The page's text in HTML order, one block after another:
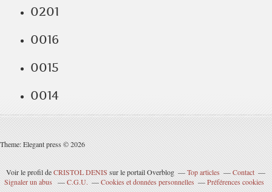
0201
0016
0015
0014
Theme: Elegant press © 2026
Voir le profil deCRISTOL DENIS sur le portail Overblog Top articles
Contact
Signaler un abus
C.G.U. Cookies et données personnelles Préférences cookies